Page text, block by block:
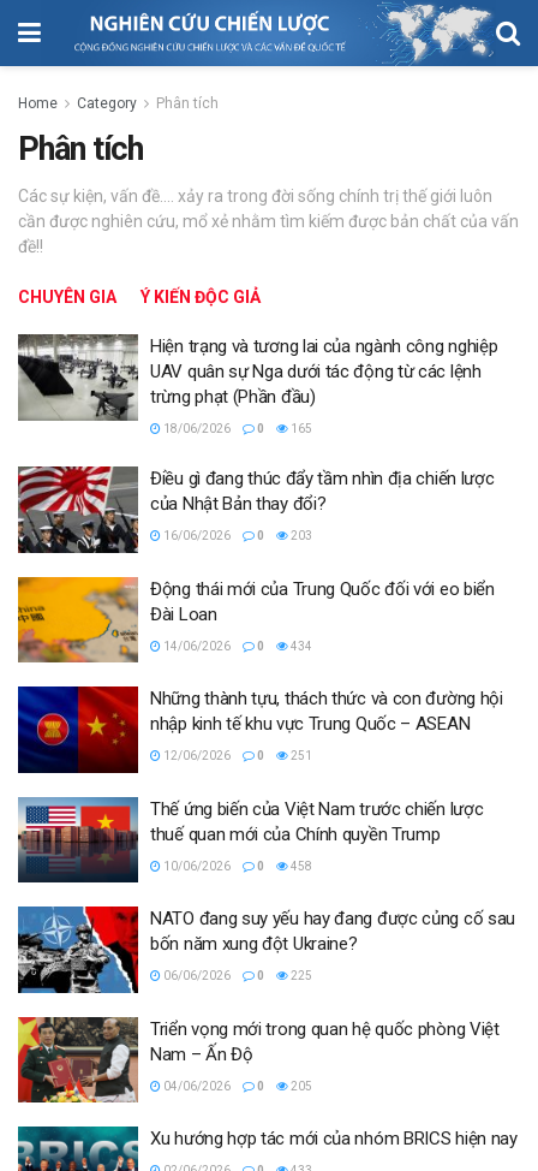
Home Category Phân tích
Phân tích
Các sự kiện, vấn đề.... xảy ra trong đời sống chính trị thế giới luôn
cần được nghiên cứu, mổ xẻ nhằm tìm kiếm được bản chất của vấn
đề!!
CHUYÊN GIA Ý KIẾN ĐỘC GIẢ
Hiện trạng và tương lai của ngành công nghiệp
UAV quân sự Nga dưới tác động từ các lệnh
trừng phạt (Phần đầu)
18/06/2026 0 165
Điều gì đang thúc đẩy tầm nhìn địa chiến lược
của Nhật Bản thay đổi?
16/06/2026 0 203
Động thái mới của Trung Quốc đối với eo biển
Đài Loan
14/06/2026 0 434
Những thành tựu, thách thức và con đường hội
nhập kinh tế khu vực Trung Quốc – ASEAN
12/06/2026 0 251
Thế ứng biến của Việt Nam trước chiến lược
thuế quan mới của Chính quyền Trump
10/06/2026 0 458
NATO đang suy yếu hay đang được củng cố sau
bốn năm xung đột Ukraine?
06/06/2026 0 225
Triển vọng mới trong quan hệ quốc phòng Việt
Nam – Ấn Độ
04/06/2026 0 205
Xu hướng hợp tác mới của nhóm BRICS hiện nay